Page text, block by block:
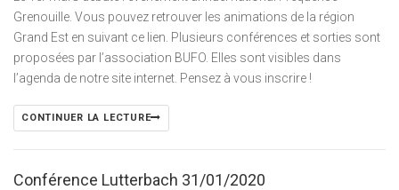
Grenouille. Vous pouvez retrouver les animations de la région
Grand Est en suivant ce lien. Plusieurs conférences et sorties sont
proposées par l’association BUFO. Elles sont visibles dans
l’agenda de notre site internet. Pensez à vous inscrire !
CONTINUER LA LECTURE
Conférence Lutterbach 31/01/2020